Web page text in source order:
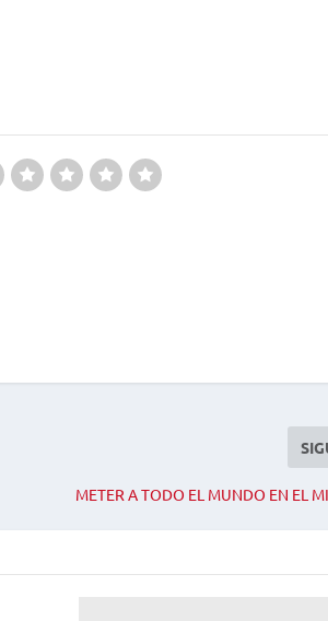
METER A TODO EL MUNDO EN EL